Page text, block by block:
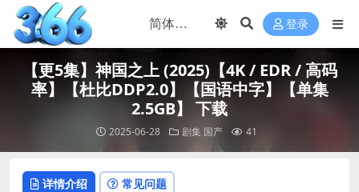
登录
【更5集】神国之上 (2025)【4K / EDR / 高码
率】【杜比DDP2.0】【国语中字】【单集
2.5GB】 下载
2025-06-28 剧集 国产 41
详情介绍 常见问题